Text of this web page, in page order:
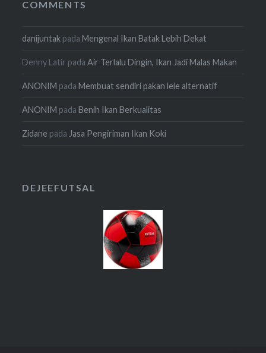
COMMENTS
danijuntak padaMengenal Ikan Batak Lebih Dekat
Denny Latir padaAir Terlalu Dingin, Ikan Jadi Malas Makan
ANONIM padaMembuat sendiri pakan lele alternatif
ANONIM padaBenih Ikan Berkualitas
Zidane padaJasa Pengiriman Ikan Koki
DEJEEFUTSAL